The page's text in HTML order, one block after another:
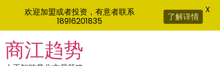
to
content
商江趋势
欢迎加盟或者投资，有意者联系
18916201835
了解详情
X